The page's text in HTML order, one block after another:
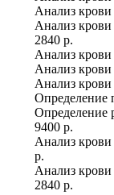
Анализ
Анализ
2840 р.
Анализ
Анализ
Анализ
Определение
Определение
9400 р.
Анализ
р.
Анализ
2840 р.